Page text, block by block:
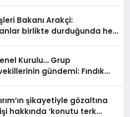
Bakanı Arakçi:
birlikte durduğunda her
Kurulu… Grup
gündemi: Fındık
şikayetiyle gözaltına
hakkında ‘konutu terk